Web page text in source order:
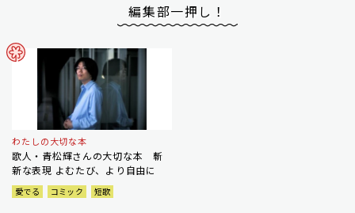
編集部一押し！
わたしの大切な本
歌人・青松輝さんの大切な本 斬
新な表現 よむたび、より自由に
愛でる コミック 短歌